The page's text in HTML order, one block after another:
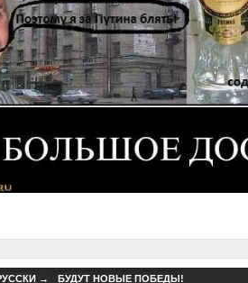
→ БУДУТ НОВЫЕ ПОБЕДЫ!